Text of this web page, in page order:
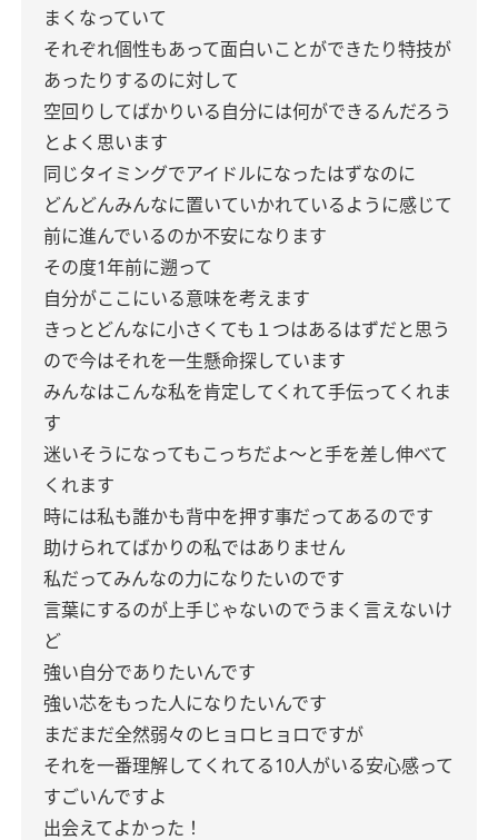
まくなっていて
それぞれ個性もあって面白いことができたり特技が
あったりするのに対して
空回りしてばかりいる自分には何ができるんだろう
とよく思います
同じタイミングでアイドルになったはずなのに
どんどんみんなに置いていかれているように感じて
前に進んでいるのか不安になります
その度1年前に遡って
自分がここにいる意味を考えます
きっとどんなに小さくても１つはあるはずだと思う
ので今はそれを一生懸命探しています
みんなはこんな私を肯定してくれて手伝ってくれま
す
迷いそうになってもこっちだよ〜と手を差し伸べて
くれます
時には私も誰かも背中を押す事だってあるのです
助けられてばかりの私ではありません
私だってみんなの力になりたいのです
言葉にするのが上手じゃないのでうまく言えないけ
ど
強い自分でありたいんです
強い芯をもった人になりたいんです
まだまだ全然弱々のヒョロヒョロですが
それを一番理解してくれてる10人がいる安心感って
すごいんですよ
出会えてよかった！